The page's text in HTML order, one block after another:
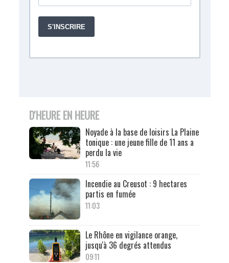
D'HEURE EN HEURE
Noyade à la base de loisirs La Plaine
tonique : une jeune fille de 11 ans a
perdu la vie
11:56
Incendie au Creusot : 9 hectares
partis en fumée
11:03
Le Rhône en vigilance orange,
jusqu'à 36 degrés attendus
09:11